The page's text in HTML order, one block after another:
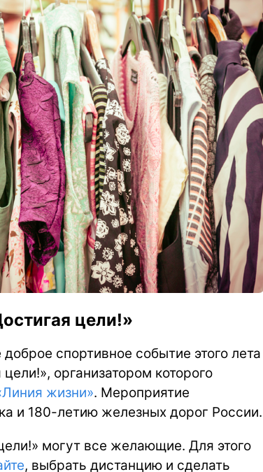
цели!»
спортивное событие этого лета
организатором которого
жизни». Мероприятие
и 180-летию железных дорог России.
могут все желающие. Для этого
, выбрать дистанцию и сделать